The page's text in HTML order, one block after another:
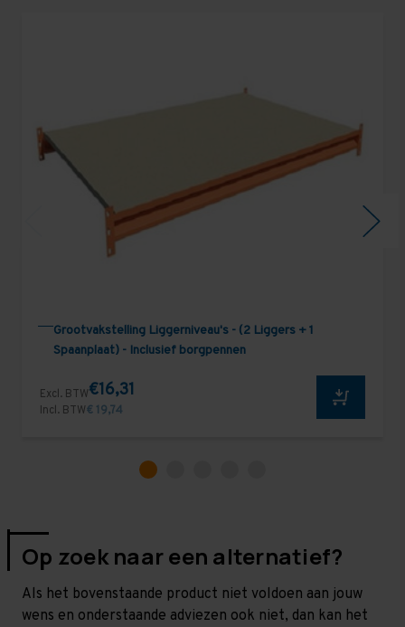
Grootvakstelling Liggerniveau's - (2 Liggers + 1
Spaanplaat) - Inclusief borgpennen
Excl. BTW€16,31
Incl. BTW€ 19,74
Op zoek naar een alternatief?
Als het bovenstaande product niet voldoen aan jouw
wens en onderstaande adviezen ook niet, dan kan het